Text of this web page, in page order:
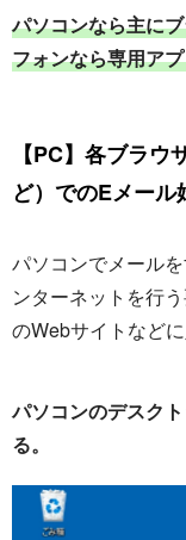
パソコンなら主に
フォンなら専用ア
【PC】各ブラ
ど）でのEメール
パソコンでメール
ンターネットを行
のWebサイトなど
パソコンのデスク
る。